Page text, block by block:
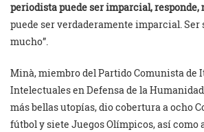
periodista puede ser imparcial, responde,
puede ser verdaderamente imparcial. Ser
mucho”.
Minà, miembro del Partido Comunista de
Intelectuales en Defensa de la
más bellas utopías, dio cobertura a ocho
fútbol y siete Juegos Olímpicos, así como